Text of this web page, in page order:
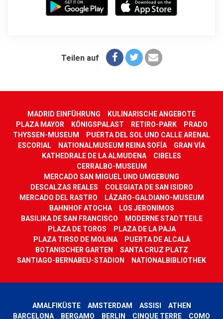
Teilen auf
MADRID EINFÜHRUNG
KULINARISCHE ANGEBOTE
PLAZA MAYOR
KÖNIGSPALAST RETIRO-PARK
PRADO
THYSSEN-MUSEUM
PUERTA DEL SOL UND CALLE ARENAL
ESCORIAL
NATIONALMUSEUM REINA SOFÍA
GRAN VÍA
KATHEDRALE DE LA ALMUDENA
CIBELES
CERRALBO-MUSEUM
MERCADO SAN MIGUEL UND UMGEBUNG
DESCALZAS REALES
COLEGIATA DE SAN ISIDRO
MERCADO DEL RASTRO
LÁZARO-GALDIANO-MUSEUM
BAHNHOF ATOCHA
LOS JERONIMOS
BASILIKA DE SAN FRANCISCO
MODERNE STADTTEILE
PLAZA DE TOROS
PLAZA DE LA PAJA
PLAZA TIRSO DE MOLINA
PUERTA DE ALCALÀ
BOTANISCHER GARTEN
SANTA CRUZ PLATZ
SANTIAGO-BERNABEU-STADION
NATIONALBIBLIOTHEK
AMALFIKÜSTE AMSTERDAM ASSISI
ATHEN
BARCELONA
BERGAMO BERLIN CINQUE TERRE COMO